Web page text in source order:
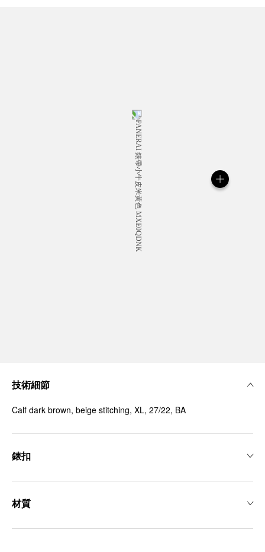
技術細節
Calf dark brown, beige stitching, XL, 27/22, BA
錶扣
材質